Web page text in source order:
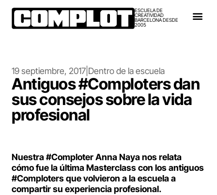
ESCUELA DE
CREATIVIDAD
BARCELONA DESDE
2005
19 septiembre, 2017 Dentro de la escuela
Antiguos #Comploters dan
sus consejos sobre la vida
profesional
Nuestra #Comploter Anna Naya nos relata
cómo fue la última Masterclass con los antiguos
#Comploters que volvieron a la escuela a
compartir su experiencia profesional.